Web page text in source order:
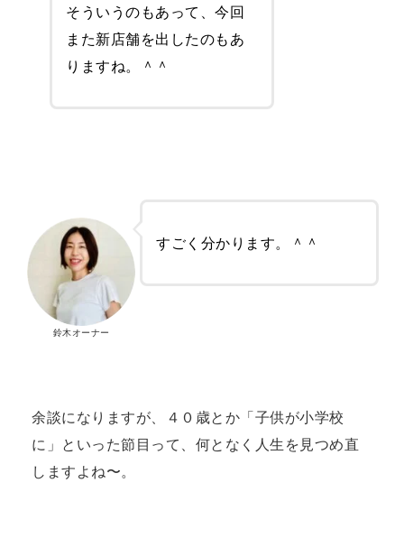
そういうのもあって、今回
また新店舗を出したのもあ
りますね。＾＾
すごく分かります。＾＾
鈴木オーナー
余談になりますが、４０歳とか「子供が小学校
に」といった節目って、何となく人生を見つめ直
しますよね〜。